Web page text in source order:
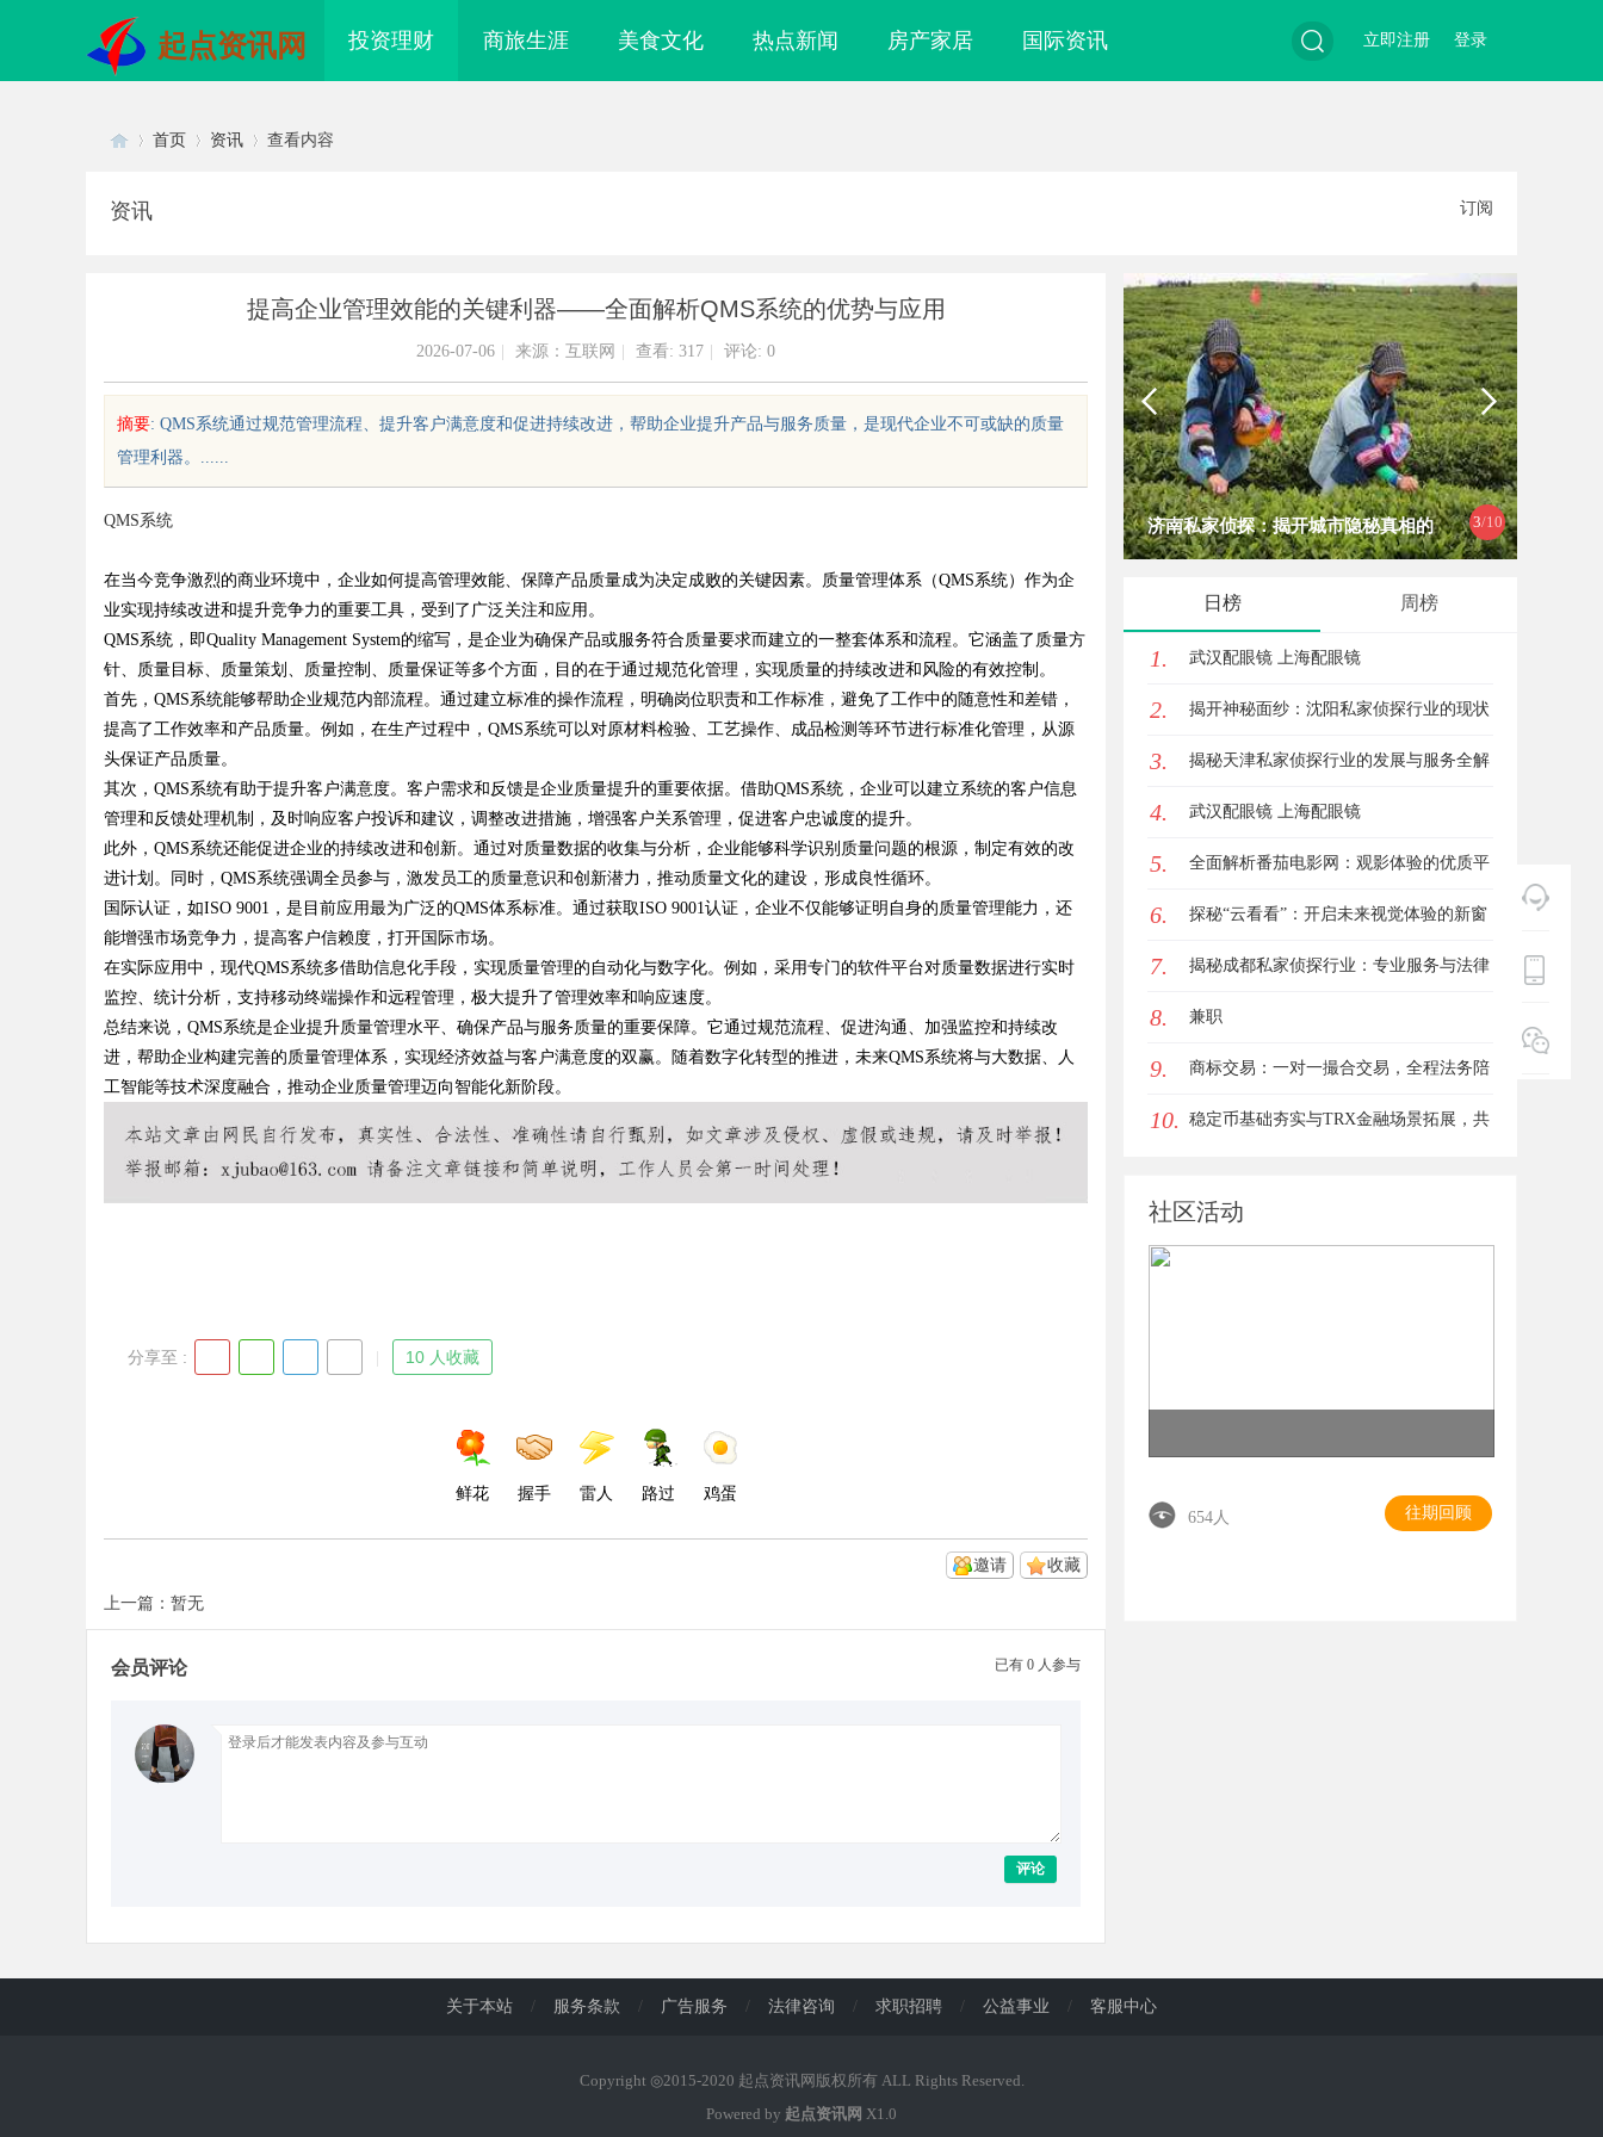
起点资讯网 投资理财 商旅生涯 美食文化 热点新闻 房产家居 国际资讯
索
登录
立即注册
uz
!
d
首页 资讯 查看内容
资讯 订阅
提高企业管理效能的关键利器——全面解析QMS系统的优势与应用
2026-07-06 来源：互联网 查看: 317 评论: 0
摘要: QMS系统通过规范管理流程、提升客户满意度和促进持续改进，帮助企业提升产品与服务质量，是现代企业不可或缺的质量
管理利器。......
QMS系统
在当今竞争激烈的商业环境中，企业如何提高管理效能、保障产品质量成为决定成败的关键因素。质量管理体系（QMS系统）作为企
业实现持续改进和提升竞争力的重要工具，受到了广泛关注和应用。
QMS系统，即Quality Management System的缩写，是企业为确保产品或服务符合质量要求而建立的一整套体系和流程。它涵盖了质量方
针、质量目标、质量策划、质量控制、质量保证等多个方面，目的在于通过规范化管理，实现质量的持续改进和风险的有效控制。
首先，QMS系统能够帮助企业规范内部流程。通过建立标准的操作流程，明确岗位职责和工作标准，避免了工作中的随意性和差错，
提高了工作效率和产品质量。例如，在生产过程中，QMS系统可以对原材料检验、工艺操作、成品检测等环节进行标准化管理，从源
头保证产品质量。
其次，QMS系统有助于提升客户满意度。客户需求和反馈是企业质量提升的重要依据。借助QMS系统，企业可以建立系统的客户信息
管理和反馈处理机制，及时响应客户投诉和建议，调整改进措施，增强客户关系管理，促进客户忠诚度的提升。
此外，QMS系统还能促进企业的持续改进和创新。通过对质量数据的收集与分析，企业能够科学识别质量问题的根源，制定有效的改
进计划。同时，QMS系统强调全员参与，激发员工的质量意识和创新潜力，推动质量文化的建设，形成良性循环。
国际认证，如ISO 9001，是目前应用最为广泛的QMS体系标准。通过获取ISO 9001认证，企业不仅能够证明自身的质量管理能力，还
能增强市场竞争力，提高客户信赖度，打开国际市场。
在实际应用中，现代QMS系统多借助信息化手段，实现质量管理的自动化与数字化。例如，采用专门的软件平台对质量数据进行实时
监控、统计分析，支持移动终端操作和远程管理，极大提升了管理效率和响应速度。
总结来说，QMS系统是企业提升质量管理水平、确保产品与服务质量的重要保障。它通过规范流程、促进沟通、加强监控和持续改
进，帮助企业构建完善的质量管理体系，实现经济效益与客户满意度的双赢。随着数字化转型的推进，未来QMS系统将与大数据、人
工智能等技术深度融合，推动企业质量管理迈向智能化新阶段。
分享至 : 10 人收藏
鲜花 握手 雷人 路过 鸡蛋
收藏
邀请
上一篇：暂无
已有 0 人参与
会员评论
评论
3/10
影网：畅享海量影视资源的理
利律师如何为数据知识产权登记扫清
障碍
公司离不开版权律师
济南私家侦探：揭开城市隐秘真相的
日榜 周榜
1. 武汉配眼镜 上海配眼镜
2. 揭开神秘面纱：沈阳私家侦探行业的现状
与发展
3. 揭秘天津私家侦探行业的发展与服务全解
析
4. 武汉配眼镜 上海配眼镜
5. 全面解析番茄电影网：观影体验的优质平
台选择
6. 探秘“云看看”：开启未来视觉体验的新窗
口
7. 揭秘成都私家侦探行业：专业服务与法律
边界详解
8. 兼职
9. 商标交易：一对一撮合交易，全程法务陪
同签约
10. 稳定币基础夯实与TRX金融场景拓展，共
社区活动
654人 往期回顾
关于本站 / 服务条款 / 广告服务 / 法律咨询 / 求职招聘 / 公益事业 / 客服中心
Copyright ◎2015-2020 起点资讯网版权所有 ALL Rights Reserved.
Powered by 起点资讯网 X1.0